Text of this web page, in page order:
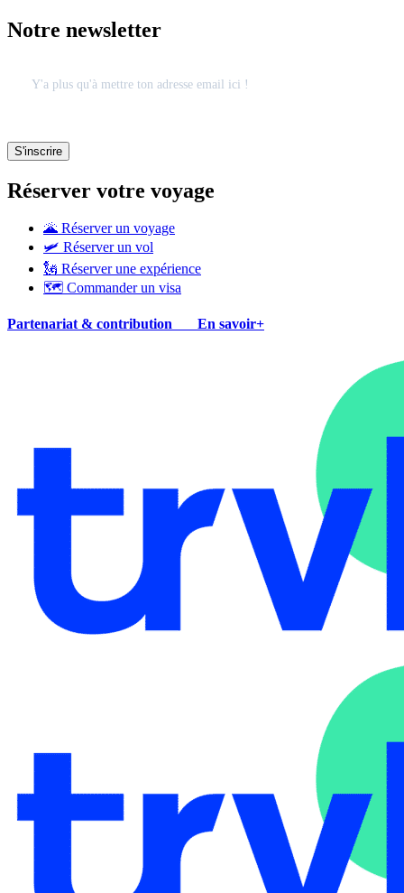
Notre newsletter
Réserver votre voyage
🌋 Réserver un voyage
🛩 Réserver un vol
🗽 Réserver une expérience
🗺 Commander un visa
Partenariat & contribution En savoir+